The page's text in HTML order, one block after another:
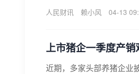
人民财讯
赖小风 04-13
上市猪企一季度产
近期，多家头部养猪企业